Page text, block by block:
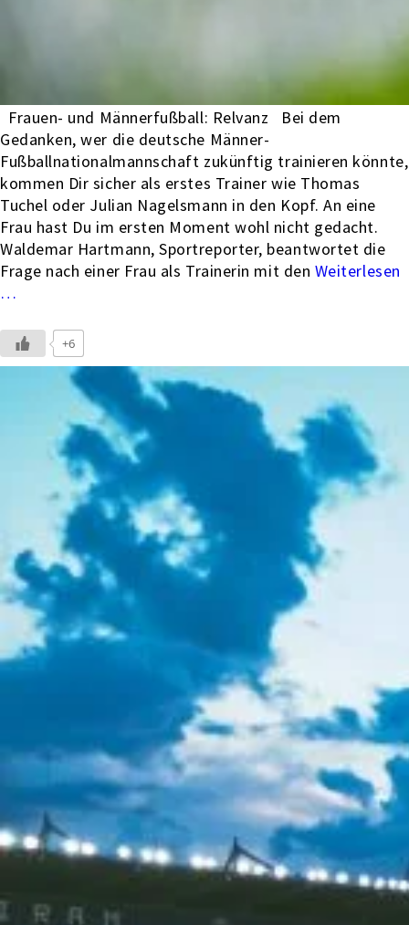
Frauen- und Männerfußball: Relvanz Bei dem
Gedanken, wer die deutsche Männer-
Fußballnationalmannschaft zukünftig trainieren könnte,
kommen Dir sicher als erstes Trainer wie Thomas
Tuchel oder Julian Nagelsmann in den Kopf. An eine
Frau hast Du im ersten Moment wohl nicht gedacht.
Waldemar Hartmann, Sportreporter, beantwortet die
Frage nach einer Frau als Trainerin mit den
…
+6